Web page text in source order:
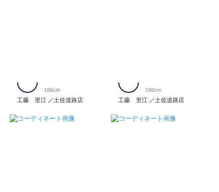
工藤 里江 土佐道路店
166cm
工藤 里江 土佐道路店
166cm